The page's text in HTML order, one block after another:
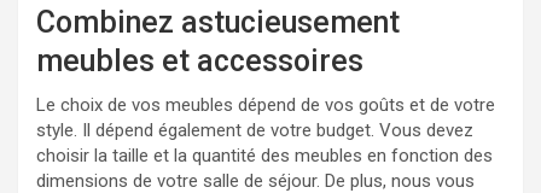
Combinez astucieusement
meubles et accessoires
Le choix de vos meubles dépend de vos goûts et de votre
style. Il dépend également de votre budget. Vous devez
choisir la taille et la quantité des meubles en fonction des
dimensions de votre salle de séjour. De plus, nous vous